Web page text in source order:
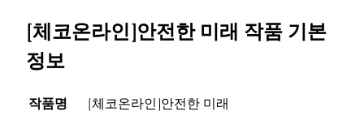
[체코온라인]안전한 미래 작품 기본
정보
작품명
[체코온라인]안전한 미래